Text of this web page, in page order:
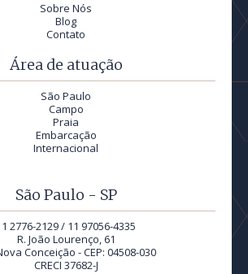
Sobre Nós
Blog
Contato
Área de atuação
São Paulo
Campo
Praia
Embarcação
Internacional
São Paulo - SP
2776-2129 / 11 97056-4335
R. João Lourenço, 61
Conceição - CEP: 04508-030
CRECI 37682-J